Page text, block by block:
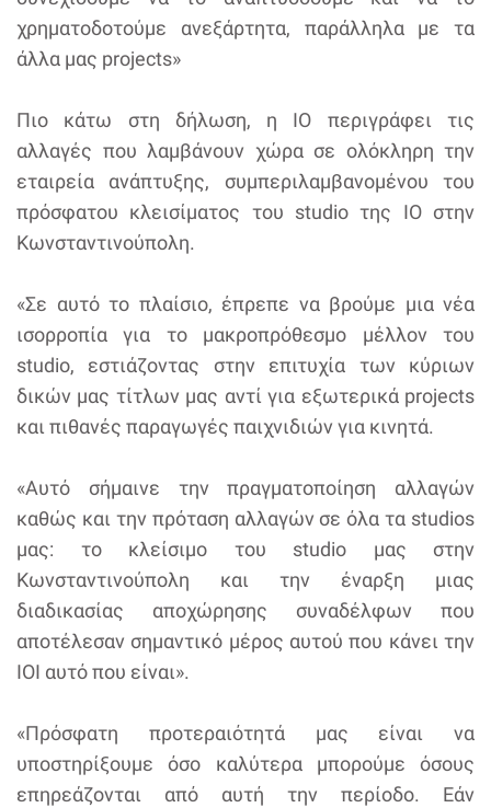
χρηματοδοτούμε ανεξάρτητα, παράλληλα με τα
άλλα μας projects»
Πιο κάτω στη δήλωση, η IO περιγράφει τις
αλλαγές που λαμβάνουν χώρα σε ολόκληρη την
εταιρεία ανάπτυξης, συμπεριλαμβανομένου του
πρόσφατου κλεισίματος του studio της IO στην
Κωνσταντινούπολη.
«Σε αυτό το πλαίσιο, έπρεπε να βρούμε μια νέα
ισορροπία για το μακροπρόθεσμο μέλλον του
studio, εστιάζοντας στην επιτυχία των κύριων
δικών μας τίτλων μας αντί για εξωτερικά projects
και πιθανές παραγωγές παιχνιδιών για κινητά.
«Αυτό σήμαινε την πραγματοποίηση αλλαγών
καθώς και την πρόταση αλλαγών σε όλα τα studios
μας: το κλείσιμο του studio μας στην
Κωνσταντινούπολη και την έναρξη μιας
διαδικασίας αποχώρησης συναδέλφων που
αποτέλεσαν σημαντικό μέρος αυτού που κάνει την
IOI αυτό που είναι».
«Πρόσφατη προτεραιότητά μας είναι να
υποστηρίξουμε όσο καλύτερα μπορούμε όσους
επηρεάζονται από αυτή την περίοδο. Εάν